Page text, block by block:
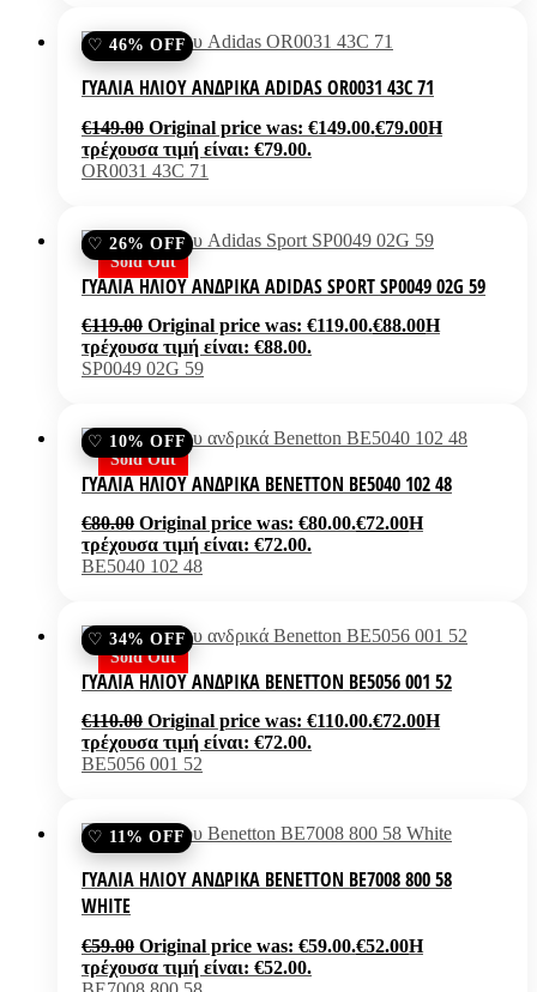
46% OFF
ΓΥΑΛΙΆ ΗΛΊΟΥ ΑΝΔΡΙΚΆ ADIDAS OR0031 43C 71
€149.00 Original price was: €149.00.€79.00Η
τρέχουσα τιμή είναι: €79.00.
OR0031 43C 71
26% OFF
Sold Out
ΓΥΑΛΙΆ ΗΛΊΟΥ ΑΝΔΡΙΚΆ ADIDAS SPORT SP0049 02G 59
€119.00 Original price was: €119.00.€88.00Η
τρέχουσα τιμή είναι: €88.00.
SP0049 02G 59
10% OFF
Sold Out
ΓΥΑΛΙΆ ΗΛΊΟΥ ΑΝΔΡΙΚΆ BENETTON BE5040 102 48
€80.00 Original price was: €80.00.€72.00Η
τρέχουσα τιμή είναι: €72.00.
BE5040 102 48
34% OFF
Sold Out
ΓΥΑΛΙΆ ΗΛΊΟΥ ΑΝΔΡΙΚΆ BENETTON BE5056 001 52
€110.00 Original price was: €110.00.€72.00Η
τρέχουσα τιμή είναι: €72.00.
BE5056 001 52
11% OFF
ΓΥΑΛΙΆ ΗΛΊΟΥ ΑΝΔΡΙΚΆ BENETTON BE7008 800 58
WHITE
€59.00 Original price was: €59.00.€52.00Η
τρέχουσα τιμή είναι: €52.00.